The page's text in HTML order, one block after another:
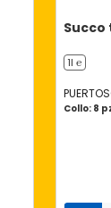
Succo
1l ℮
Collo: 8